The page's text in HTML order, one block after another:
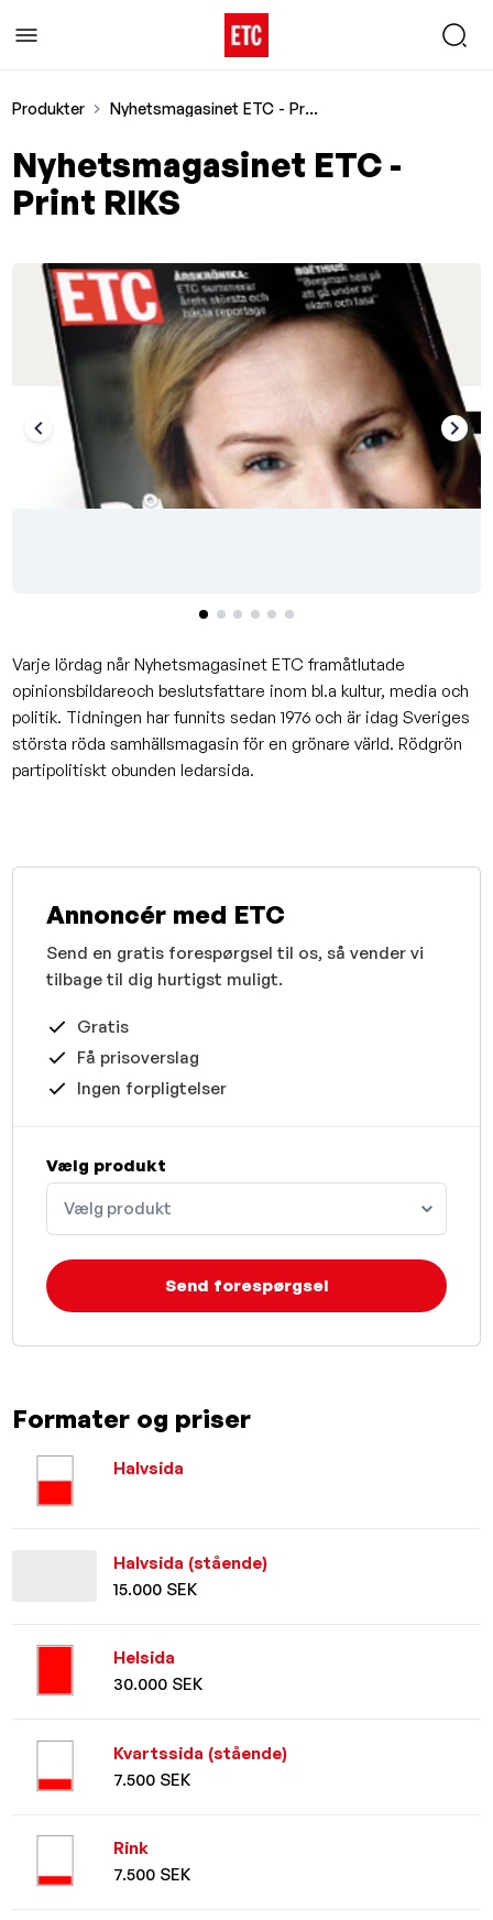
Produkter Nyhetsmagasinet ETC - Print RIKS
Nyhetsmagasinet ETC -
Print RIKS
Varje lördag når Nyhetsmagasinet ETC framåtlutade
opinionsbildareoch beslutsfattare inom bl.a kultur, media och
politik. Tidningen har funnits sedan 1976 och är idag Sveriges
största röda samhällsmagasin för en grönare värld. Rödgrön
partipolitiskt obunden ledarsida.
Formater og priser
Halvsida
Halvsida (stående)
15.000 SEK
Helsida
30.000 SEK
Kvartssida (stående)
7.500 SEK
Rink
7.500 SEK
Annoncér med ETC
Send en gratis forespørgsel til os, så vender vi
tilbage til dig hurtigst muligt.
Gratis
Få prisoverslag
Ingen forpligtelser
Vælg produkt
Vælg produkt
Send forespørgsel